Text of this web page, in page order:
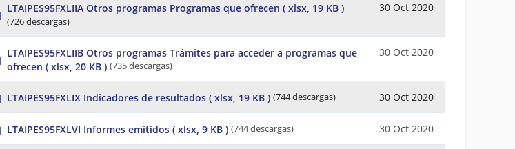
ts
h
e
t
a
h
e
e
s
p
r
a
d
s
h
e
e
t
LTAIPES95FXLIIA Otros programas Programas que ofrecen ( xlsx, 19 KB )
(726 descargas)
30 Oct 2020
s
p
r
a
d
s
LTAIPES95FXLIIB Otros programas Trámites para acceder a programas que
ofrecen ( xlsx, 20 KB ) (735 descargas)
30 Oct 2020
s
p
e
a
LTAIPES95FXLIX Indicadores de resultados ( xlsx, 19 KB ) (744 descargas) 30 Oct 2020
s
p
LTAIPES95FXLVI Informes emitidos ( xlsx, 9 KB ) (744 descargas) 30 Oct 2020